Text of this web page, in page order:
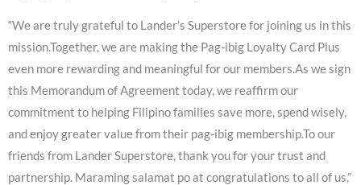
“We are truly grateful to Lander’s Superstore for joining us in this
mission.Together, we are making the Pag-ibig Loyalty Card Plus
even more rewarding and meaningful for our members.As we sign
this Memorandum of Agreement today, we reaffirm our
commitment to helping Filipino families save more, spend wisely,
and enjoy greater value from their pag-ibig membership.To our
friends from Lander Superstore, thank you for your trust and
partnership. Maraming salamat po at congratulations to all of us,”